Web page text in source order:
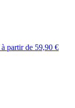
à partir de 59,90 €